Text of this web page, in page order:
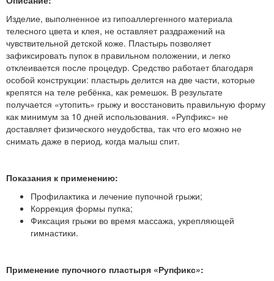
Изделие, выполненное из гипоаллергенного материала
телесного цвета и клея, не оставляет раздражений на
чувствительной детской коже. Пластырь позволяет
зафиксировать пупок в правильном положении, и легко
отклеивается после процедур. Средство работает благодаря
особой конструкции: пластырь делится на две части, которые
крепятся на теле ребёнка, как ремешок. В результате
получается «утопить» грыжу и восстановить правильную форму
как минимум за 10 дней использования. «Рупфикс» не
доставляет физического неудобства, так что его можно не
снимать даже в период, когда малыш спит.
Показания к применению:
Профилактика и лечение пупочной грыжи;
Коррекция формы пупка;
Фиксация грыжи во время массажа, укрепляющей
гимнастики.
Применение пупочного пластыря «Рупфикс»: